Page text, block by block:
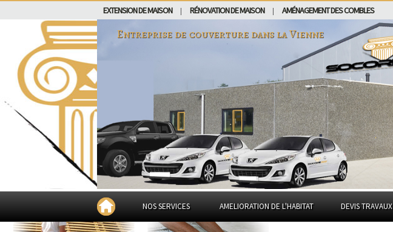
EXTENSION DE MAISON RÉNOVATION DE MAISON AMÉNAGEMENT DES COMBLES
Entreprise de couverture dans la Vienne
NOS SERVICES AMELIORATION DE L'HABITAT DEVIS TRAVAUX